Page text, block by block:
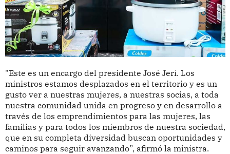
"Este es un encargo del presidente José Jerí. Los
ministros estamos desplazados en el territorio y es un
gusto ver a nuestras mujeres, a nuestras socias, a toda
nuestra comunidad unida en progreso y en desarrollo a
través de los emprendimientos para las mujeres, las
familias y para todos los miembros de nuestra sociedad,
que en su completa diversidad buscan oportunidades y
caminos para seguir avanzando”, afirmó la ministra.